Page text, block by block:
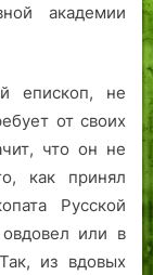
академии
епископ, не
от своих
что он не
как принял
Русской
или в
из вдовых